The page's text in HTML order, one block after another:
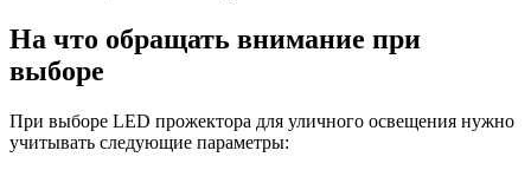
На что обращать внимание при
выборе
При выборе LED прожектора для уличного освещения нужно
учитывать следующие параметры: